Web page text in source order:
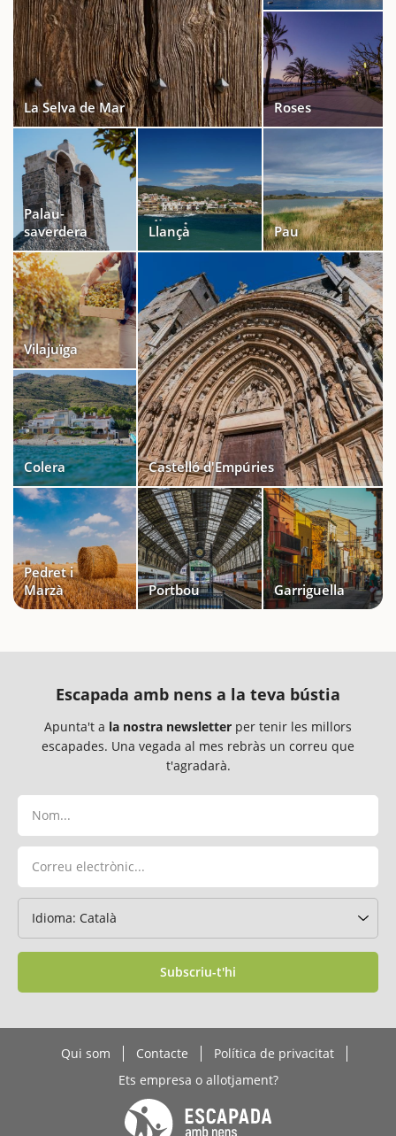
La Selva de Mar Roses
Palau-
saverdera
Llançà Pau
Vilajuïga
Colera Castelló d'Empúries
Pedret i
Marzà
Portbou Garriguella
Escapada amb nens a la teva bústia
Apunta't a la nostra newsletter per tenir les millors
escapades. Una vegada al mes rebràs un correu que
t'agradarà.
Subscriu-t'hi
Qui som Contacte
Política de privacitat
Ets empresa o allotjament?